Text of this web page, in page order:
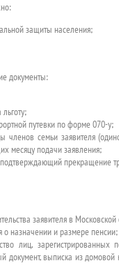
защиты населения;
документы:
путевки по форме 070-у;
членов семьи заявителя
месяцу подачи заявления;
прекращение
заявителя в Московской
назначении и размере пенсии;
лиц,
выписка из домовой